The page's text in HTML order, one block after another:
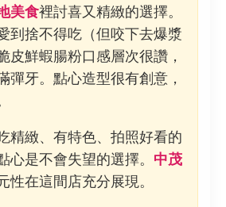
美食裡討喜又精緻的選擇。
到捨不得吃（但咬下去爆漿
皮鮮蝦腸粉口感層次很讚，
彈牙。點心造型很有創意，
精緻、有特色、拍照好看的
心是不會失望的選擇。 中茂
性在這間店充分展現。